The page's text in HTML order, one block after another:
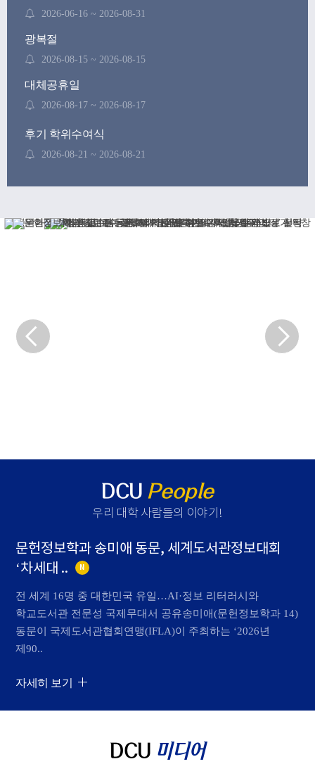
2026-06-16 ~ 2026-08-31
광복절
2026-08-15 ~ 2026-08-15
대체공휴일
2026-08-17 ~ 2026-08-17
후기 학위수여식
2026-08-21 ~ 2026-08-21
DCU People
우리 대학 사람들의 이야기 !
문헌정보학과 송미애 동문, 세계도서관정보대회
‘차세대 ..
N
전 세계 16명 중 대한민국 유일…AI·정보 리터러시와
학교도서관 전문성 국제무대서 공유송미애(문헌정보학과 14)
동문이 국제도서관협회연맹(IFLA)이 주최하는 ‘2026년
제90..
자세히 보기
DCU 미디어